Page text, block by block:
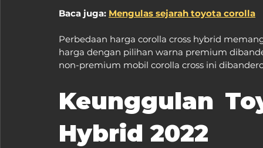
Baca juga: Mengulas sejarah toyota corolla
Perbedaan harga corolla cross hybrid
harga dengan pilihan warna premium
non-premium mobil corolla cross ini
Keunggulan
Hybrid 2022